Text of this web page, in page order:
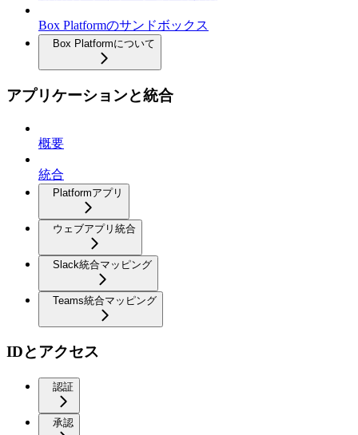
Box Platformのサンドボックス
Box Platformについて
アプリケーションと統合
概要
統合
Platformアプリ
ウェブアプリ統合
Slack統合マッピング
Teams統合マッピング
IDとアクセス
認証
承認